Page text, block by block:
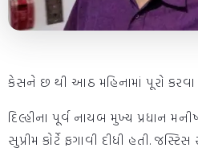
કેસને છ થી આઠ મહિનામાં પૂરો
દિલ્હીના પૂર્વ નાયબ મુખ્ય પ્રધાન
સુપ્રીમ કોર્ટે ફગાવી દીધી હતી.